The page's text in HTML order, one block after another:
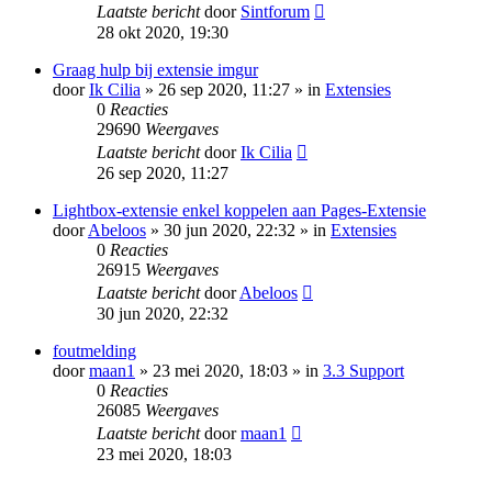
Laatste berichtdoor Sintforum
28 okt 2020, 19:30
Graag hulp bij extensie imgur
doorIk Cilia » 26 sep 2020, 11:27 » in Extensies
0 Reacties
29690 Weergaves
Laatste berichtdoorIk Cilia
26 sep 2020, 11:27
Lightbox-extensie enkel koppelen aan Pages-Extensie
doorAbeloos » 30 jun 2020, 22:32 » in Extensies
0 Reacties
26915 Weergaves
Laatste berichtdoorAbeloos
30 jun 2020, 22:32
foutmelding
doormaan1 » 23 mei 2020, 18:03 » in 3.3 Support
0 Reacties
26085 Weergaves
Laatste berichtdoormaan1
23 mei 2020, 18:03